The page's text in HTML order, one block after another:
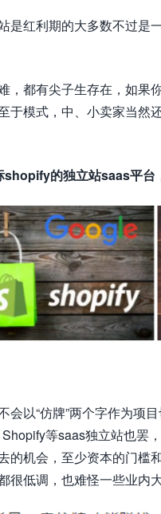
红利期的大多数不过是
都有尖子生存在，如果
模式，中、小卖家当然
的独立站saas平台
以“仿牌”两个字作为项
等saas独立站也罢
机会，至少资本的门槛
低调，也难怪一些业内